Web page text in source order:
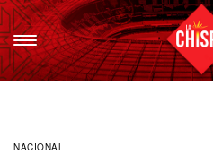
NACIONAL